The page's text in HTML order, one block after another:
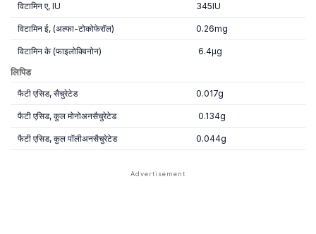
विटामिन ए, IU 345IU
विटामिन ई, (अल्फा-टोकोफेरॉल) 0.26mg
विटामिन के (फाइलोक्विनोन) 6.4µg
लिपिड
फैटी एसिड, सैचुरेटेड 0.017g
फैटी एसिड, कुल मोनोअनसैचुरेटेड 0.134g
फैटी एसिड, कुल पॉलीअनसैचुरेटेड 0.044g